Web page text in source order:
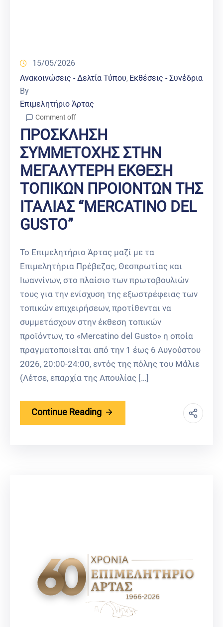
15/05/2026
Ανακοινώσεις - Δελτία Τύπου‚ Εκθέσεις - Συνέδρια
By
Επιμελητήριο Άρτας
Comment off
ΠΡΟΣΚΛΗΣΗ
ΣΥΜΜΕΤΟΧΗΣ ΣΤΗΝ
ΜΕΓΑΛΥΤΕΡΗ ΕΚΘΕΣΗ
ΤΟΠΙΚΩΝ ΠΡΟΙΟΝΤΩΝ ΤΗΣ
ΙΤΑΛΙΑΣ “MERCATINO DEL
GUSTO”
Το Επιμελητήριο Άρτας μαζί με τα
Επιμελητήρια Πρέβεζας, Θεσπρωτίας και
Ιωαννίνων, στο πλαίσιο των πρωτοβουλιών
τους για την ενίσχυση της εξωστρέφειας των
τοπικών επιχειρήσεων, προτίθενται να
συμμετάσχουν στην έκθεση τοπικών
προϊόντων, το «Mercatino del Gusto» η οποία
πραγματοποιείται από την 1 έως 6 Αυγούστου
2026, 20:00-24:00, εντός της πόλης του Μάλιε
(Λέτσε, επαρχία της Απουλίας […]
Continue Reading